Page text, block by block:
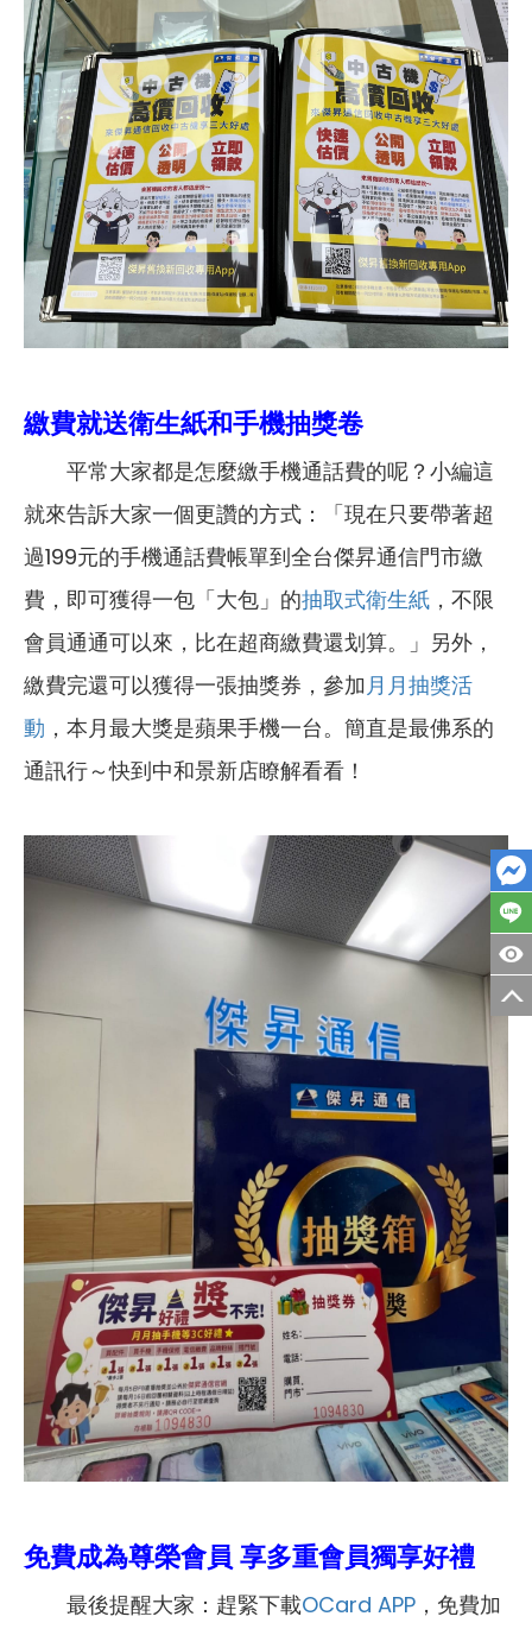
繳費就送衛生紙和手機抽獎卷
平常大家都是怎麼繳手機通話費的呢？小編這
就來告訴大家一個更讚的方式：「現在只要帶著超
過199元的手機通話費帳單到全台傑昇通信門市繳
費，即可獲得一包「大包」的抽取式衛生紙 ，不限
會員通通可以來，比在超商繳費還划算。」另外，
繳費完還可以獲得一張抽獎券，參加 月月抽獎活
動 ，本月最大獎是蘋果手機一台。簡直是最佛系的
通訊行～快到中和景新店瞭解看看！
免費成為尊榮會員 享多重會員獨享好禮
最後提醒大家：趕緊下載OCard APP ，免費加